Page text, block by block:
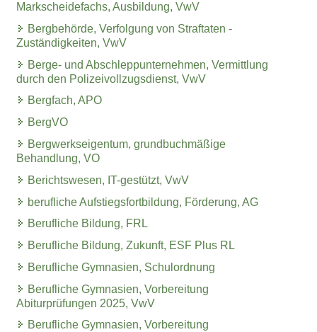
Markscheidefachs, Ausbildung, VwV
Bergbehörde, Verfolgung von Straftaten -
Zuständigkeiten, VwV
Berge- und Abschleppunternehmen, Vermittlung
durch den Polizeivollzugsdienst, VwV
Bergfach, APO
BergVO
Bergwerkseigentum, grundbuchmäßige
Behandlung, VO
Berichtswesen, IT-gestützt, VwV
berufliche Aufstiegsfortbildung, Förderung, AG
Berufliche Bildung, FRL
Berufliche Bildung, Zukunft, ESF Plus RL
Berufliche Gymnasien, Schulordnung
Berufliche Gymnasien, Vorbereitung
Abiturprüfungen 2025, VwV
Berufliche Gymnasien, Vorbereitung